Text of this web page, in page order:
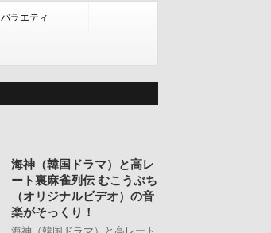
バラエティ
海神（韓国ドラマ）と高レ
ート裏麻雀列伝 むこうぶち
（オリジナルビデオ）の音
楽がそっくり！